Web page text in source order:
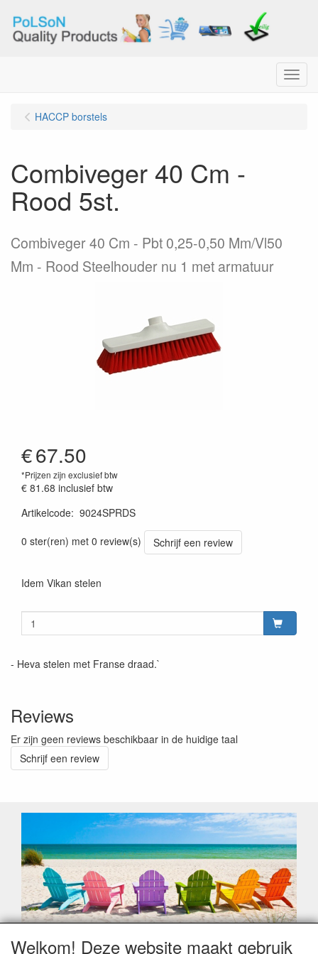
Menu
HACCP borstels
Combiveger 40 Cm -
Rood 5st.
Combiveger 40 Cm - Pbt 0,25-0,50 Mm/Vl50
Mm - Rood Steelhouder nu 1 met armatuur
€67.50
*Prijzen zijn exclusief btw
€ 81.68 inclusief btw
Artikelcode: 9024SPRDS
0 ster(ren) met 0 review(s)
Schrijf een review
Idem Vikan stelen
- Heva stelen met Franse draad.`
Reviews
Er zijn geen reviews beschikbaar in de huidige taal
Schrijf een review
Welkom! Deze website maakt gebruik